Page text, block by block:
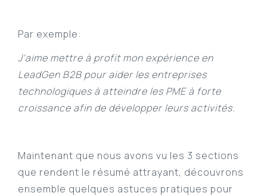
Par exemple:
J'aime mettre à profit mon expérience en
LeadGen B2B pour aider les entreprises
technologiques à atteindre les PME à forte
croissance afin de développer leurs activités.
Maintenant que nous avons vu les 3 sections
que rendent le résumé attrayant, découvrons
ensemble quelques astuces pratiques pour